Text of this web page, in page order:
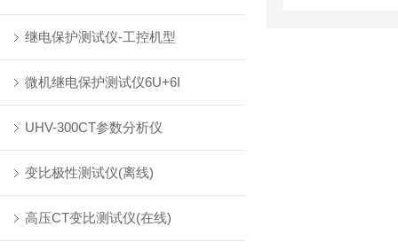
继电保护测试仪-工控机型
微机继电保护测试仪6U+6I
UHV-300CT参数分析仪
变比极性测试仪(离线)
高压CT变比测试仪(在线)